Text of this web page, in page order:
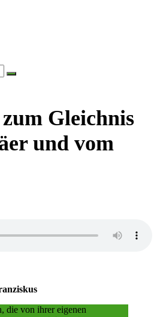
Gleichnis
und vom
die von ihrer eigenen